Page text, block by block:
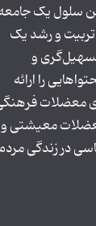
سلول یک
و رشد یک
تسهیل‌گری و
را ارائه
معضلات
معیشتی و
در زندگی